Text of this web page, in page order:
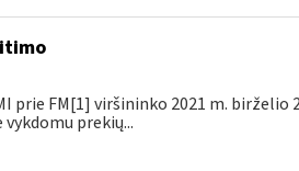
FM[1] viršininko 2021 m. birželio
prekių...